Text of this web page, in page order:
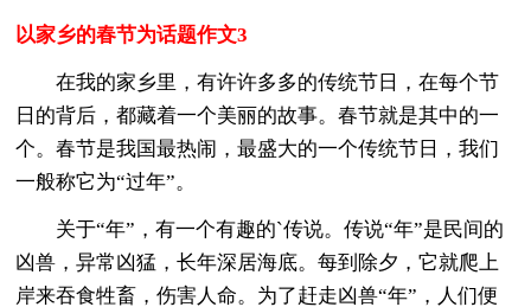
以家乡的春节为话题作文3
在我的家乡里，有许许多多的传统节日，在每个节
日的背后，都藏着一个美丽的故事。春节就是其中的一
个。春节是我国最热闹，最盛大的一个传统节日，我们
一般称它为“过年”。
关于“年”，有一个有趣的`传说。传说“年”是民间的
凶兽，异常凶猛，长年深居海底。每到除夕，它就爬上
岸来吞食牲畜，伤害人命。为了赶走凶兽“年”，人们便